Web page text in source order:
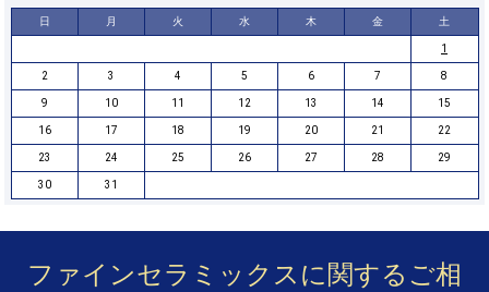
日 月 火 水 木 金 土
1
2 3 4 5 6 7 8
9 10 11 12 13 14 15
16 17 18 19 20 21 22
23 24 25 26 27 28 29
30 31
ファインセラミックスに関するご相